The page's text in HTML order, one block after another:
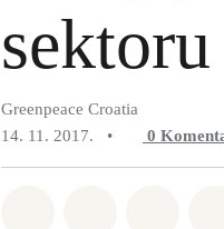
Greenpeace Croatia
14. 11. 2017.
• 0